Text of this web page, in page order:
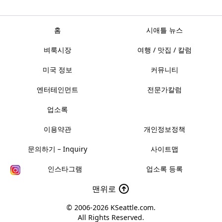
홈 시애틀 뉴스
벼룩시장 여행 / 맛집 / 칼럼
미국 정보 커뮤니티
엔터테인먼트 전문가칼럼
업소록
이용약관 개인정보정책
문의하기 – Inquiry 사이트맵
인스타그램 업소록 등록
맨위로
© 2006-2026 KSeattle.com.
All Rights Reserved.